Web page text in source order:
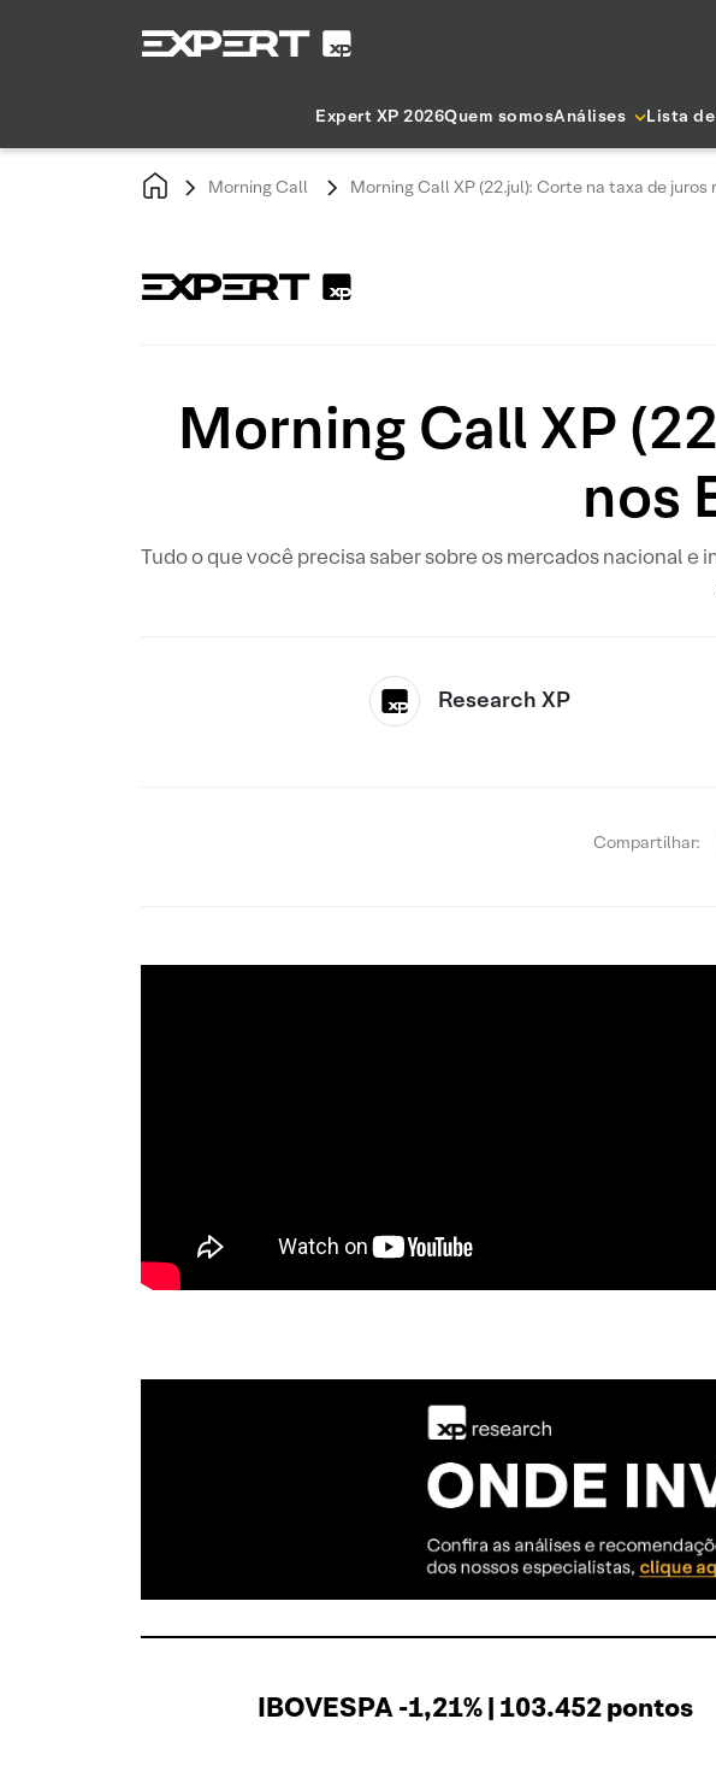
Expert XP 2026Quem somosAnálises Lista
Morning Call Morning Call XP (22.jul): Corte na taxa de juros
Morning Call XP
nos
Tudo o que você precisa saber sobre os mercados nacional
Research XP
Compartilhar:
IBOVESPA -1,21% | 103.452 pontos